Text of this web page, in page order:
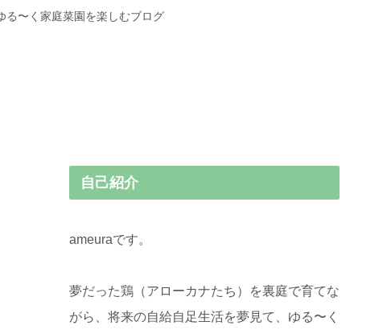
る〜く家庭菜園を楽しむブログ
自己紹介
ameuraです。
夢だった鶏（アローカナたち）を裏庭で育てな
がら、将来の自給自足生活を夢見て、ゆる〜く